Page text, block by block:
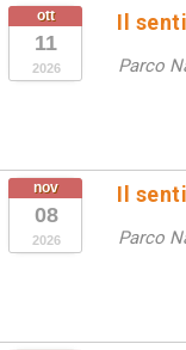
ott
11
2026
Il
Parco
nov
08
2026
Il
Parco